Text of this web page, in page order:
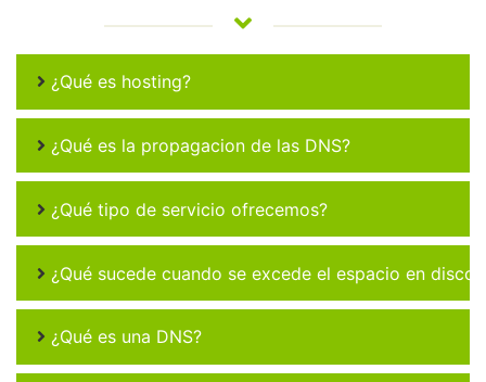
¿Qué es hosting?
¿Qué es la propagacion de las DNS?
¿Qué tipo de servicio ofrecemos?
¿Qué sucede cuando se excede el espacio en disco
¿Qué es una DNS?